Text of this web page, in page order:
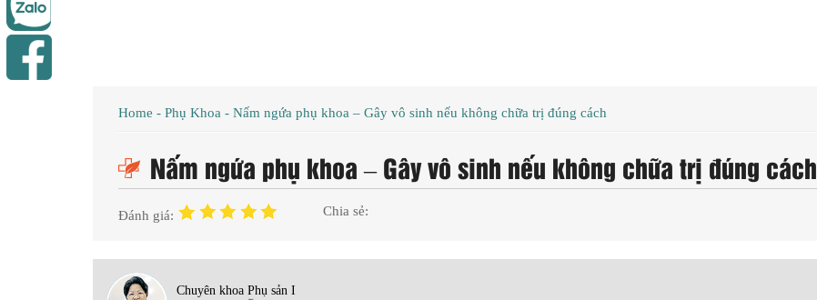
Home - Phụ Khoa - Nấm ngứa phụ khoa – Gây vô sinh nếu không chữa trị đúng cách
Nấm ngứa phụ khoa – Gây vô sinh nếu không chữa trị đúng cách
Đánh giá: Chia sẻ:
Chuyên khoa Phụ sản I